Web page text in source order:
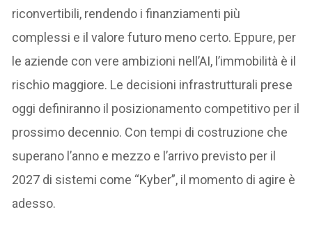
riconvertibili, rendendo i finanziamenti più
complessi e il valore futuro meno certo. Eppure, per
le aziende con vere ambizioni nell’AI, l’immobilità è il
rischio maggiore. Le decisioni infrastrutturali prese
oggi definiranno il posizionamento competitivo per il
prossimo decennio. Con tempi di costruzione che
superano l’anno e mezzo e l’arrivo previsto per il
2027 di sistemi come “Kyber”, il momento di agire è
adesso.